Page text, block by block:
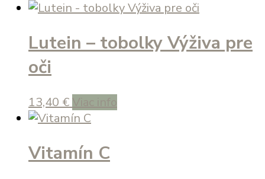
Lutein – tobolky Výživa pre
oči
13,40 € Viac info
Vitamín C